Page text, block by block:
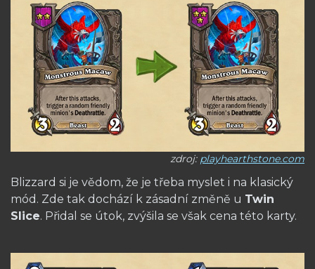
zdroj: playhearthstone.com
Blizzard si je vědom, že je třeba myslet i na klasický
mód. Zde tak dochází k zásadní změně u Twin
Slice. Přidal se útok, zvýšila se však cena této karty.